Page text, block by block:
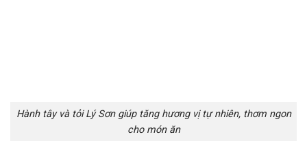
Hành tây và tỏi Lý Sơn giúp tăng hương vị tự nhiên, thơm ngon
cho món ăn